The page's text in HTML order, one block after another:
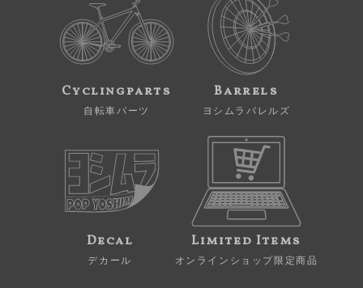
Cyclingparts
自転車パーツ
Barrels
ヨシムラバレルズ
Decal
デカール
Limited Items
オンラインショップ限定商品